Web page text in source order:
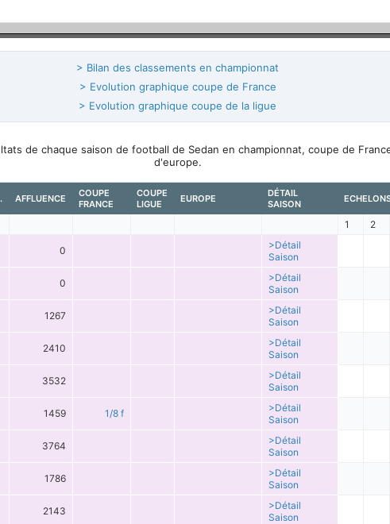
> Bilan des classements en championnat
> Evolution graphique coupe de France
> Evolution graphique coupe de la ligue
de chaque saison de football de Sedan en championnat, coupe de
d'europe.
AFFLUENCE
COUPE
FRANCE
COUPE
LIGUE
EUROPE
DÉTAIL
SAISON
1 2
0
>Détail
Saison
0
>Détail
Saison
1267
>Détail
Saison
2410
>Détail
Saison
3532
>Détail
Saison
1459 1/8 f
>Détail
Saison
3764
>Détail
Saison
1786
>Détail
Saison
2143
>Détail
Saison